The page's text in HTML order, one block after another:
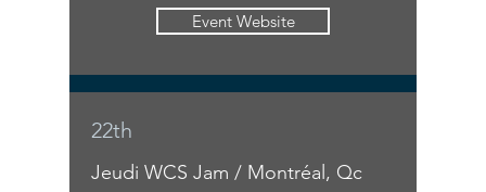
Event Website
22th
Jeudi WCS Jam / Montréal, Qc